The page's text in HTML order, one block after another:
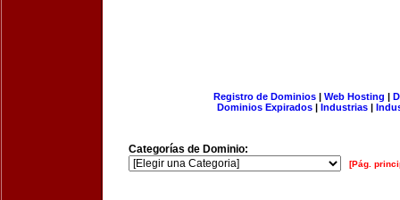
Registro de Dominios| Web Hosting |
Dominios Expirados | Industrias |
Categorías de Dominio:
[Pág.